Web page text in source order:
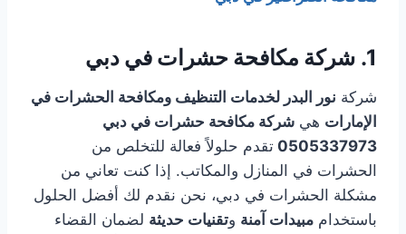
1. شركة مكافحة حشرات في دبي
شركة نور البدر لخدمات التنظيف ومكافحة الحشرات في
الإمارات هي شركة مكافحة حشرات في دبي
0505337973 تقدم حلولاً فعالة للتخلص من
الحشرات في المنازل والمكاتب. إذا كنت تعاني من
مشكلة الحشرات في دبي، نحن نقدم لك أفضل الحلول
باستخدام مبيدات آمنة وتقنيات حديثة لضمان القضاء